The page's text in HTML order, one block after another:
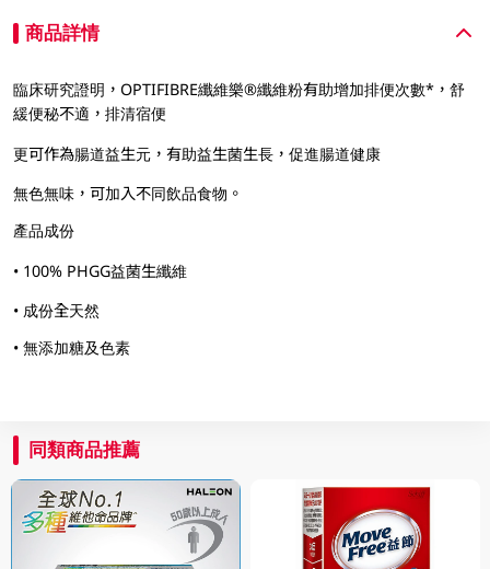
商品詳情
臨床研究證明，OPTIFIBRE纖維樂®纖維粉有助增加排便次數*，舒
緩便秘不適，排清宿便
更可作為腸道益生元，有助益生菌生長，促進腸道健康
無色無味，可加入不同飲品食物。
產品成份
• 100% PHGG益菌生纖維
• 成份全天然
• 無添加糖及色素
同類商品推薦